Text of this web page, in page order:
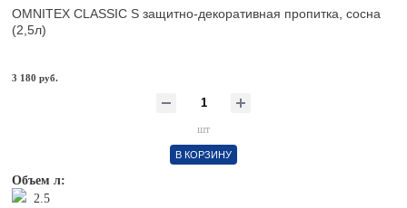
OMNITEX CLASSIC S защитно-декоративная пропитка, сосна
(2,5л)
3 180 руб.
шт
В КОРЗИНУ
Объем л:
2.5